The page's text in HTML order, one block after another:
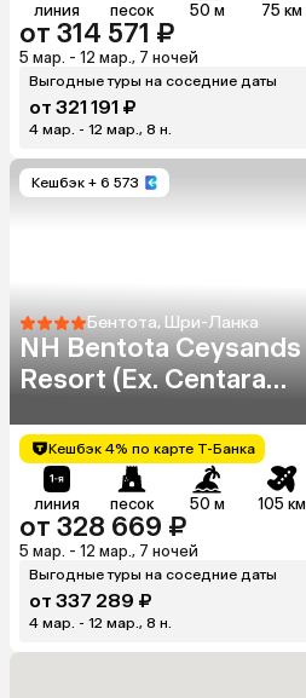
линия песок 50 м 75 км
от 314 571 ₽
5 мар. - 12 мар., 7 ночей
Выгодные туры на соседние даты
от 321 191 ₽
4 мар. - 12 мар., 8 н.
Кешбэк + 6 573
Бентота, Шри-Ланка
NH Bentota Ceysands
Resort (Ex. Centara
Кешбэк 4% по карте Т-Банка
линия песок 50 м 105 км
от 328 669 ₽
5 мар. - 12 мар., 7 ночей
Выгодные туры на соседние даты
от 337 289 ₽
4 мар. - 12 мар., 8 н.